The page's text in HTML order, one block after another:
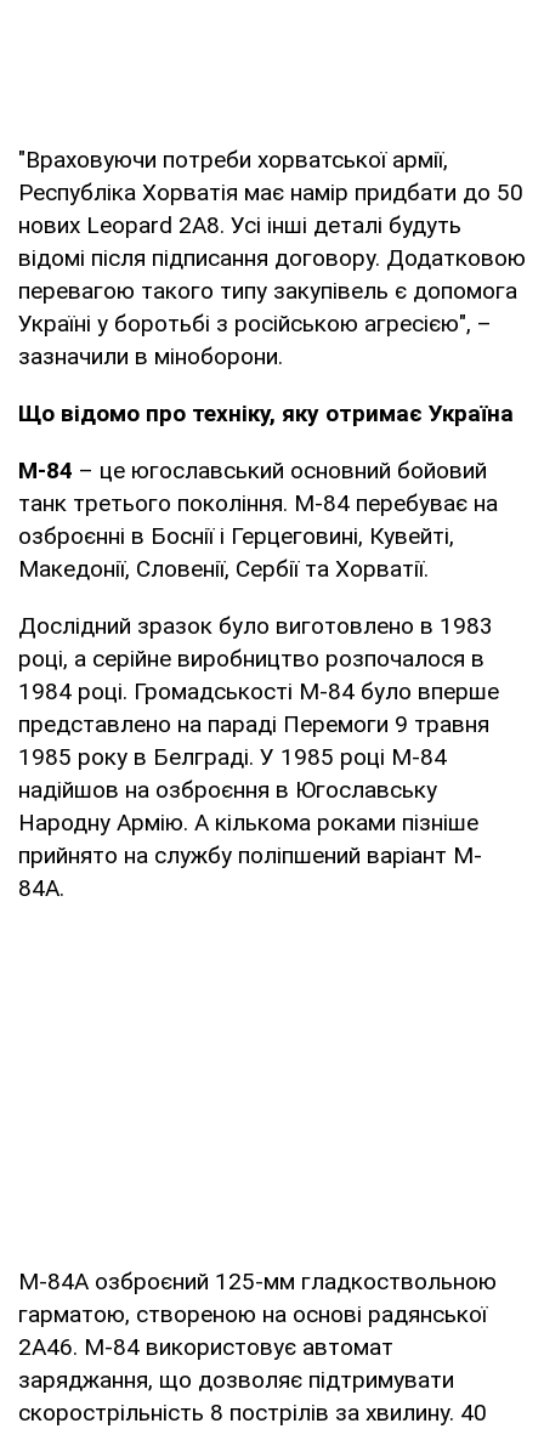
"Враховуючи потреби хорватської армії,
Республіка Хорватія має намір придбати до 50
нових Leopard 2A8. Усі інші деталі будуть
відомі після підписання договору. Додатковою
перевагою такого типу закупівель є допомога
Україні у боротьбі з російською агресією", –
зазначили в міноборони.
Що відомо про техніку, яку отримає Україна
M-84 – це югославський основний бойовий
танк третього покоління. М-84 перебуває на
озброєнні в Боснії і Герцеговині, Кувейті,
Македонії, Словенії, Сербії та Хорватії.
Дослідний зразок було виготовлено в 1983
році, а серійне виробництво розпочалося в
1984 році. Громадськості М-84 було вперше
представлено ​​на параді Перемоги 9 травня
1985 року в Белграді. У 1985 році М-84
надійшов на озброєння в Югославську
Народну Армію. А кількома роками пізніше
прийнято на службу поліпшений варіант M-
84A.
M-84A озброєний 125-мм гладкоствольною
гарматою, створеною на основі радянської
2A46. M-84 використовує автомат
заряджання, що дозволяє підтримувати
скорострільність 8 пострілів за хвилину. 40